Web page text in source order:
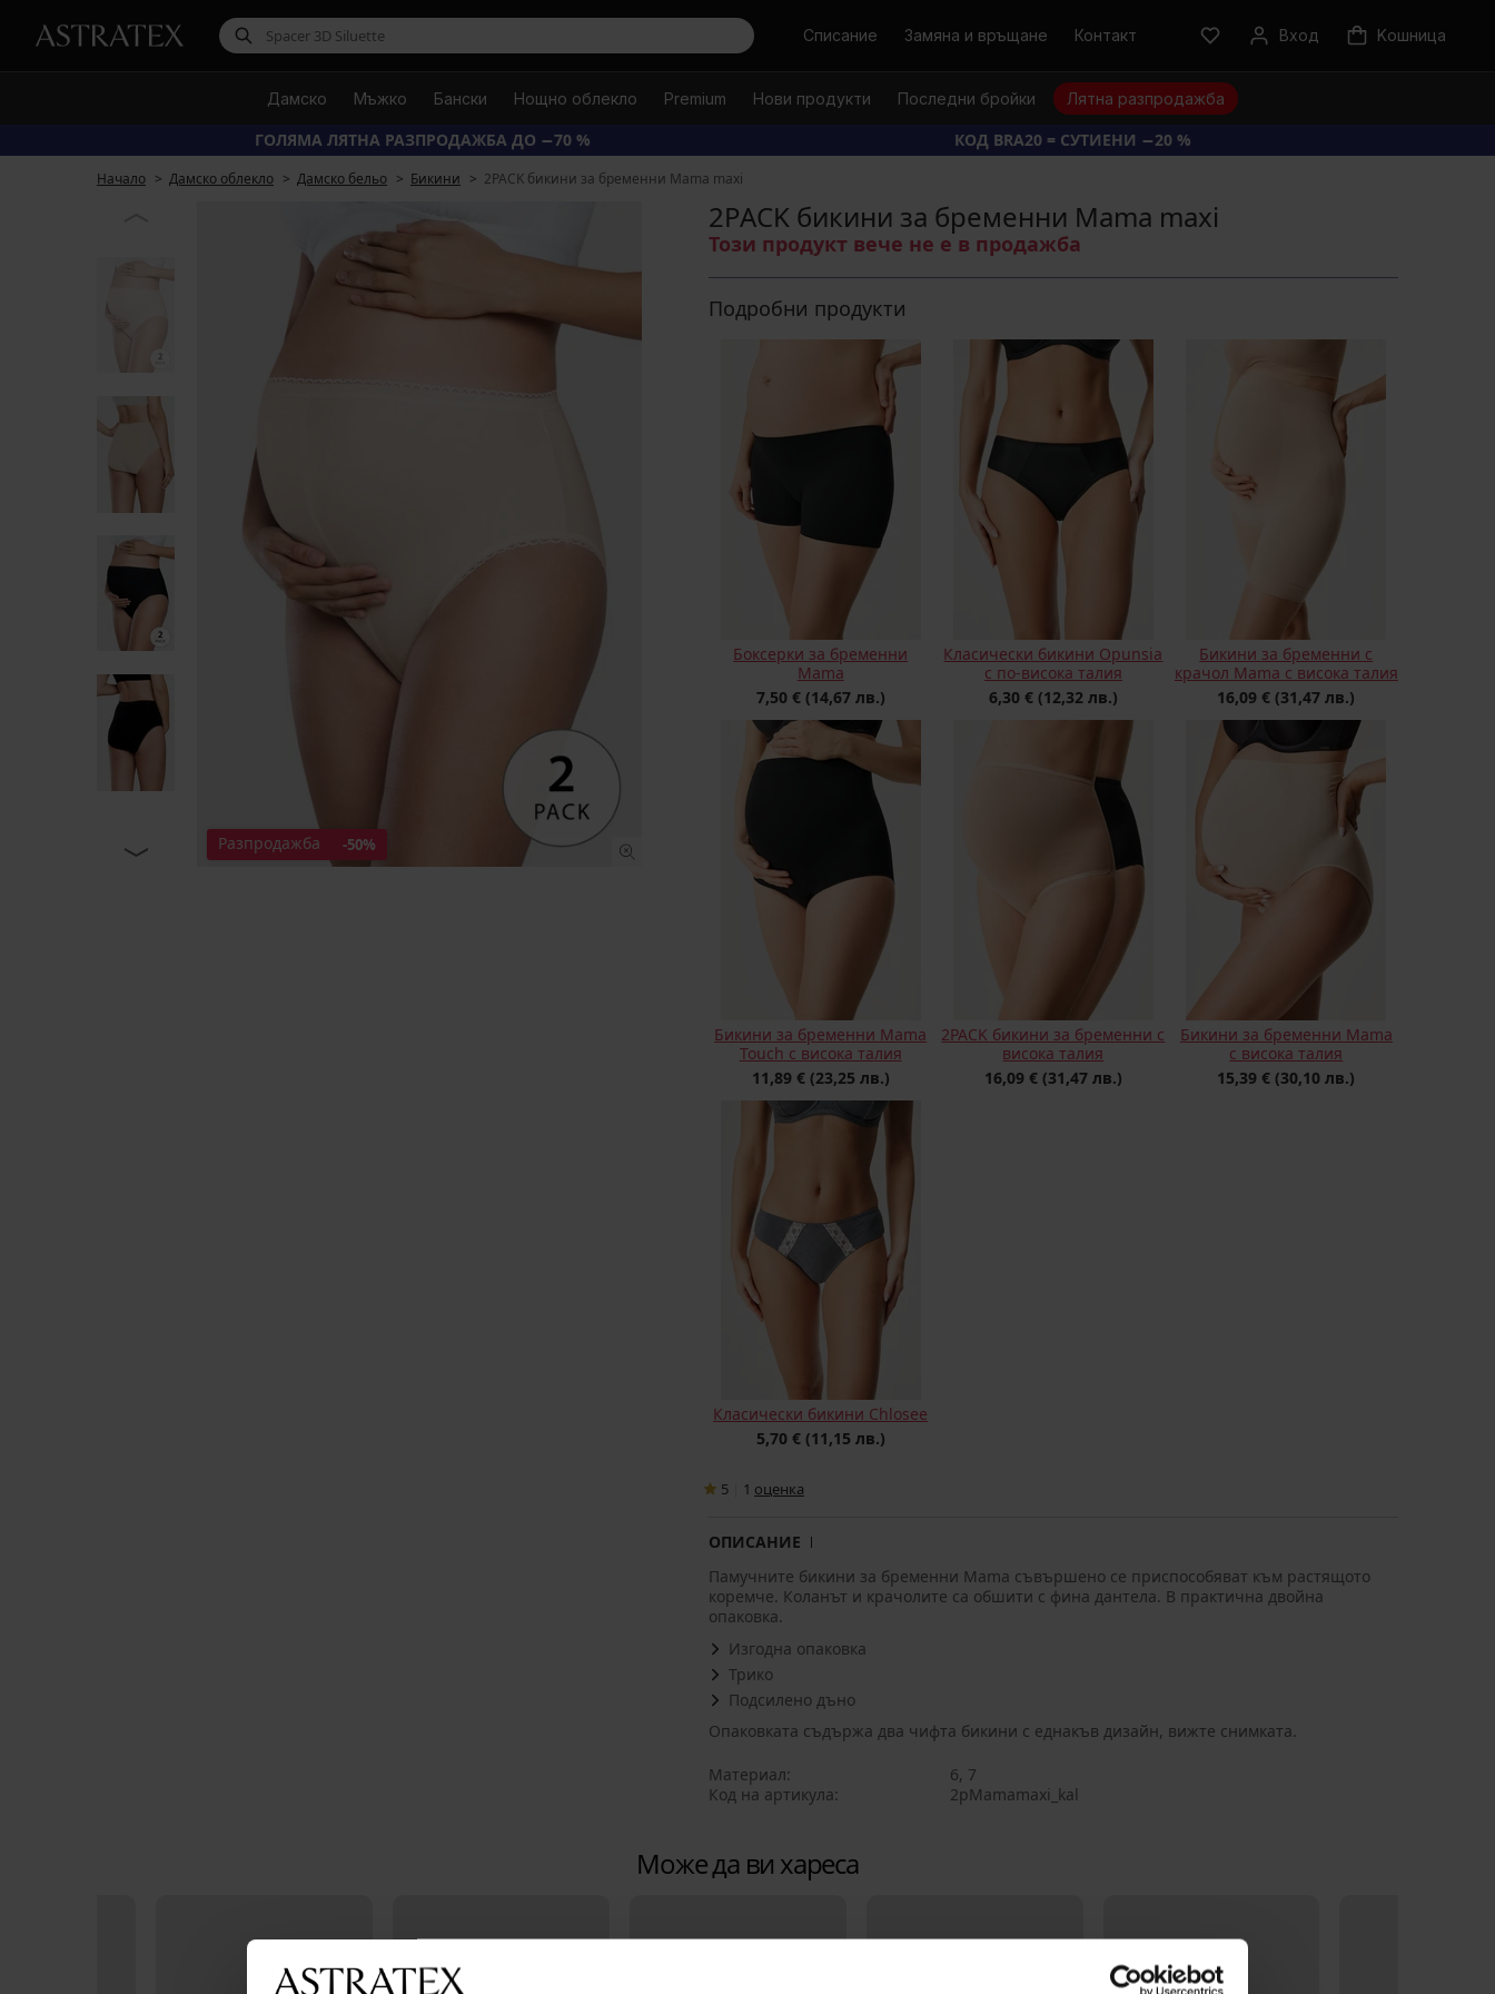
ТърсиСписание Замяна и връщане Контакт Вход Kошница
Дамско Мъжко Бански Нощно облекло Premium Нови продукти Последни бройки Лятна разпродажба
ГОЛЯМА ЛЯТНА РАЗПРОДАЖБА ДО −70 % КОД BRA20 = СУТИЕНИ −20 %
Начало Дамско облекло Дамско бельо Бикини 2PACK бикини за бременни Mama maxi
Разпродажба -50%
2PACK бикини за бременни Mama maxi
Този продукт вече не е в продажба
Подробни продукти
Боксерки за бременни
Mama
7,50 € (14,67 лв.)
Класически бикини Opunsia
с по-висока талия
6,30 € (12,32 лв.)
Бикини за бременни с
крачол Mama с висока талия
16,09 € (31,47 лв.)
Бикини за бременни Mama
Touch с висока талия
11,89 € (23,25 лв.)
2PACK бикини за бременни с
висока талия
16,09 € (31,47 лв.)
Бикини за бременни Mama
с висока талия
15,39 € (30,10 лв.)
Класически бикини Chlosee
5,70 € (11,15 лв.)
5 1 oценка
ОПИСАНИЕ
Памучните бикини за бременни Mama съвършено се приспособяват към растящото
коремче. Коланът и крачолите са обшити с фина дантела. В практична двойна
опаковка.
Изгодна опаковка
Трико
Подсилено дъно
Опаковката съдържа два чифта бикини с еднакъв дизайн, вижте снимката.
Материал
6, 7
Код на артикула
2pMamamaxi_kal
Може да ви хареса